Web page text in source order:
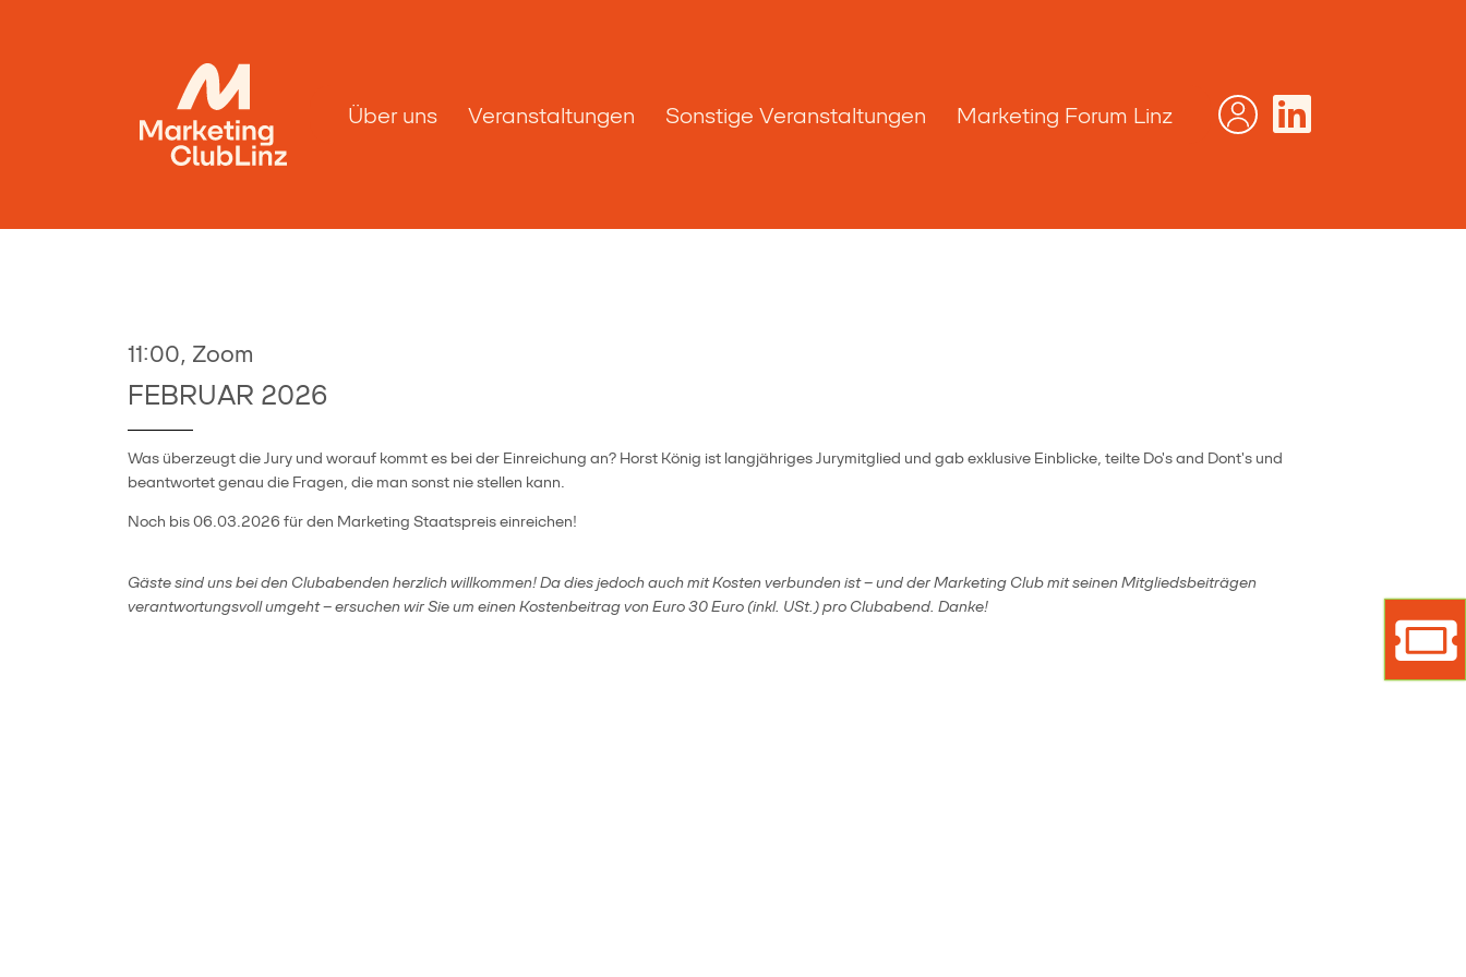
Über uns Veranstaltungen Sonstige Veranstaltungen Marketing Forum Linz
11:00, Zoom
FEBRUAR 2026
Was überzeugt die Jury und worauf kommt es bei der Einreichung an? Horst König ist langjähriges Jurymitglied und gab exklusive Einblicke, teilte Do's and Dont's und
beantwortet genau die Fragen, die man sonst nie stellen kann.
Noch bis 06.03.2026 für den Marketing Staatspreis einreichen!
Gäste sind uns bei den Clubabenden herzlich willkommen! Da dies jedoch auch mit Kosten verbunden ist – und der Marketing Club mit seinen Mitgliedsbeiträgen
verantwortungsvoll umgeht – ersuchen wir Sie um einen Kostenbeitrag von Euro 30 Euro (inkl. USt.) pro Clubabend. Danke!